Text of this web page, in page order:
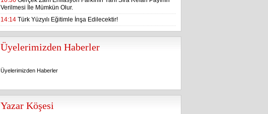
Verilmesi İle Mümkün Olur.
14:14 Türk Yüzyılı Eğitimle İnşa Edilecektir!
Üyelerimizden Haberler
Üyelerimizden Haberler
Yazar Köşesi